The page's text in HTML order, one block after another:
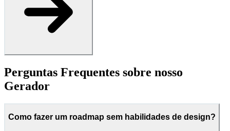
Perguntas Frequentes sobre nosso
Gerador
Como fazer um roadmap sem habilidades de design?